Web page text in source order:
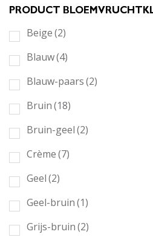
PRODUCT
Beige(2)
Blauw(4)
Blauw-paars(2)
Bruin(18)
Bruin-geel(2)
Crème(7)
Geel(2)
Geel-bruin(1)
Grijs-bruin(2)